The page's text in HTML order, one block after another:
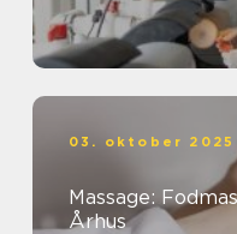
03. oktober 2025
Massage:
Århus